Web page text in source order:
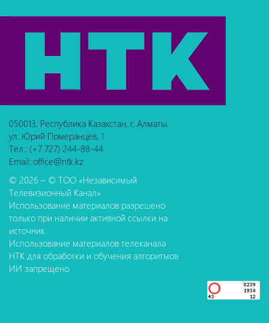
050013, Республика Казахстан, г. Алматы,
ул. Юрий Померанцев, 1
Тел.: (+7 727) 244-88-44
Email: office@ntk.kz
© 2026 – © ТОО «Независимый
Телевизионный Канал»
Использование материалов разрешено
только при наличии активной ссылки на
источник.
Использование материалов телеканала
НТК для обработки и обучения алгоритмов
ИИ запрещено.